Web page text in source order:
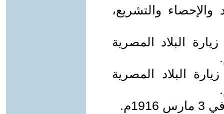
والتشريع،
البلاد المصرية
البلاد المصرية